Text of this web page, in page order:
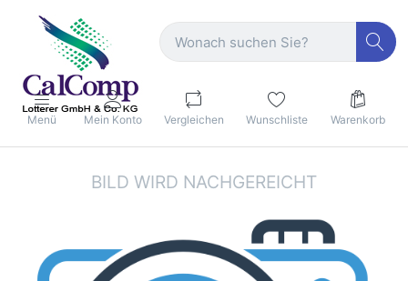
Menü Mein Konto Vergleichen Wunschliste Warenkorb